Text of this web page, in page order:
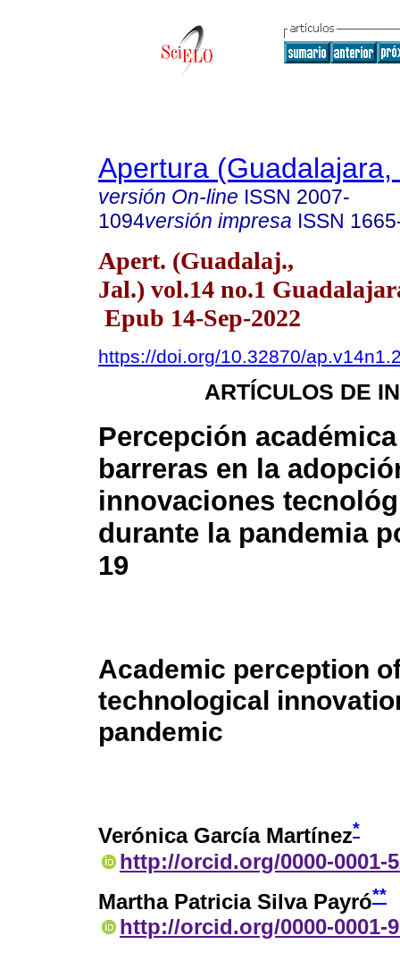
Apertura (Guadalajara,
versión On-line ISSN 2007-
1094versión impresa ISSN
Apert. (Guadalaj.,
Jal.) vol.14 no.1
Epub 14-Sep-2022
https://doi.org/10.32870/
ARTÍCULOS DE
Percepción
barreras en la
innovaciones
durante la pandemia
19
Academic perception
technological
pandemic
Verónica García Martínez*
http://orcid.org/0000-0001-
Martha Patricia Silva Payró**
http://orcid.org/0000-0001-